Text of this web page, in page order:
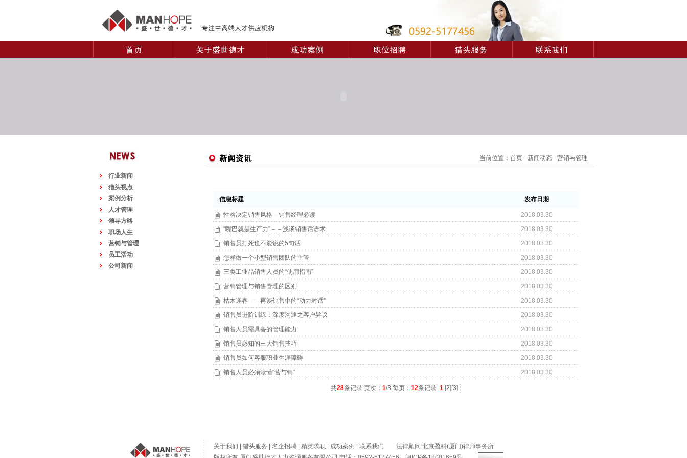
行业新闻
猎头视点
案例分析
人才管理
领导方略
职场人生
营销与管理
员工活动
公司新闻
当前位置： 首页 - 新闻动态 - 营销与管理
信息标题 发布日期
性格决定销售风格—销售经理必读
2018.03.30
“嘴巴就是生产力”－－浅谈销售话语术
2018.03.30
销售员打死也不能说的5句话
2018.03.30
怎样做一个小型销售团队的主管
2018.03.30
三类工业品销售人员的“使用指南”
2018.03.30
营销管理与销售管理的区别
2018.03.30
枯木逢春－－再谈销售中的“动力对话”
2018.03.30
销售员进阶训练：深度沟通之客户异议
2018.03.30
销售人员需具备的管理能力
2018.03.30
销售员必知的三大销售技巧
2018.03.30
销售员如何客服职业生涯障碍
2018.03.30
销售人员必须读懂“营与销”
2018.03.30
共28条记录 页次： 1/3 每页： 12条记录 1 [2][3] :
关于我们 猎头服务 名企招聘 精英求职 成功案例 联系我们 法律顾问:北京盈科(厦门)律师事务所